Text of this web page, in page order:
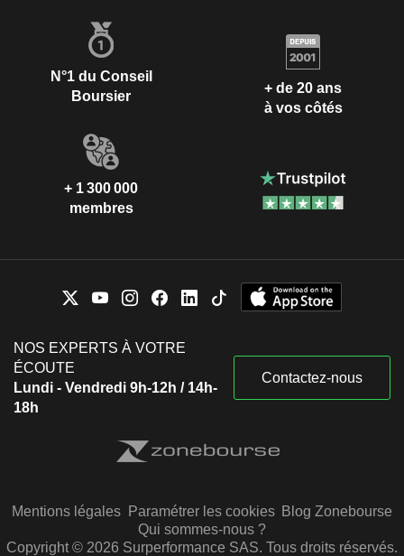
N°1 du Conseil
Boursier
+ de 20 ans
à vos côtés
+ 1 300 000
membres
NOS EXPERTS À VOTRE
ÉCOUTE
Lundi - Vendredi 9h-12h / 14h-
18h
Contactez-nous
Mentions légales Paramétrer les cookies Blog Zonebourse
Qui sommes-nous ?
Copyright © 2026 Surperformance SAS. Tous droits réservés.